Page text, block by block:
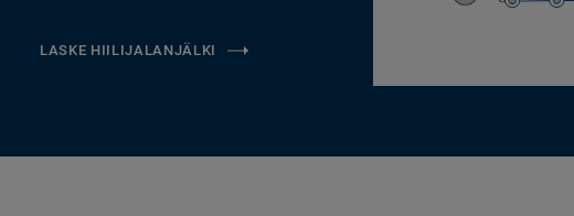
LASKE HIILIJALANJÄLKI